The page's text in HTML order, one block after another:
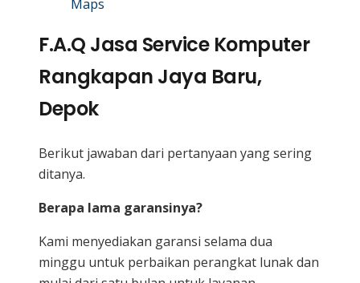
Maps
F.A.Q Jasa Service Komputer
Rangkapan Jaya Baru,
Depok
Berikut jawaban dari pertanyaan yang sering
ditanya.
Berapa lama garansinya?
Kami menyediakan garansi selama dua
minggu untuk perbaikan perangkat lunak dan